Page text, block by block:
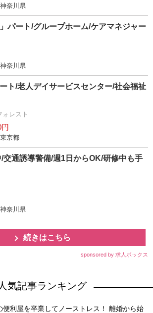
奈川県
パート/グループホーム/ケアマネジャー
奈川県
ト/老人デイサービスセンター/社会福祉
レスト
京都
交通誘導警備/週1日からOK/研修中も手
奈川県
続きはこちら
sponsored by 求人ボックス
人気記事ランキング
便利屋を卒業してノーストレス！ 離婚から始